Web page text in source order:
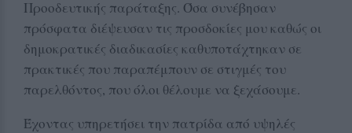
Προοδευτικής παράταξης. Όσα συνέβησαν
πρόσφατα διέψευσαν τις προσδοκίες μου καθώς οι
δημοκρατικές διαδικασίες καθυποτάχτηκαν σε
πρακτικές που παραπέμπουν σε στιγμές του
παρελθόντος, που όλοι θέλουμε να ξεχάσουμε.
Έχοντας υπηρετήσει την πατρίδα από υψηλές